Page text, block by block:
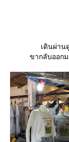
เดินผ่าน
ขากลับออก